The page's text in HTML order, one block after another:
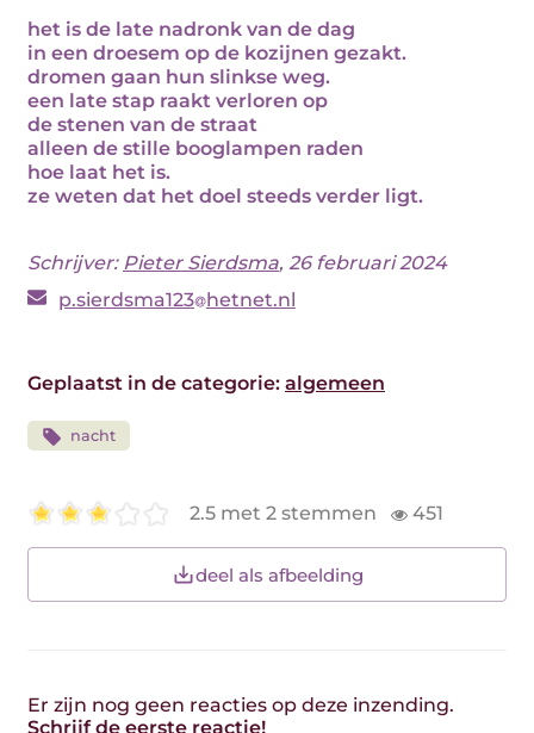
het is de late nadronk van de dag
in een droesem op de kozijnen gezakt.
dromen gaan hun slinkse weg.
een late stap raakt verloren op
de stenen van de straat
alleen de stille booglampen raden
hoe laat het is.
ze weten dat het doel steeds verder ligt.
Schrijver: Pieter Sierdsma, 26 februari 2024
p.sierdsma123 hetnet.nl
Geplaatst in de categorie: algemeen
nacht
2.5 met 2 stemmen 451
deel als afbeelding
Er zijn nog geen reacties op deze inzending.
Schrijf de eerste reactie!